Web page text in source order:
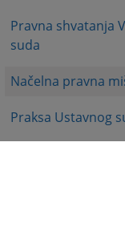
Pravna shvatanja
suda
Načelna pravna
Praksa Ustavnog